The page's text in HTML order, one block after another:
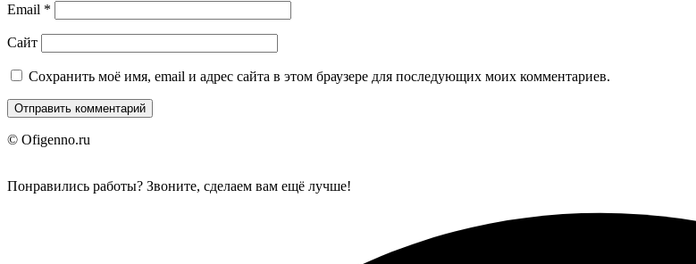
Email *
Сайт
Сохранить моё имя, email и адрес сайта в этом браузере для последующих моих комментариев.
© Ofigenno.ru
Понравились работы? Звоните, сделаем вам ещё лучше!